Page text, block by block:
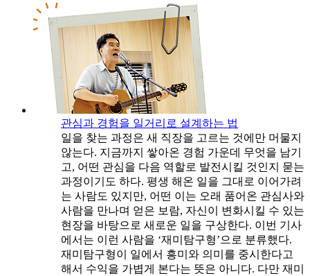
관심과 경험을 일거리로 설계하는 법
일을 찾는 과정은 새 직장을 고르는 것에만 머물지
않는다. 지금까지 쌓아온 경험 가운데 무엇을 남기
고, 어떤 관심을 다음 역할로 발전시킬 것인지 묻는
과정이기도 하다. 평생 해온 일을 그대로 이어가려
는 사람도 있지만, 어떤 이는 오래 품어온 관심사와
사람을 만나며 얻은 보람, 자신이 변화시킬 수 있는
현장을 바탕으로 새로운 일을 구상한다. 이번 기사
에서는 이런 사람을 ‘재미탐구형’으로 분류했다.
재미탐구형이 일에서 흥미와 의미를 중시한다고
해서 수익을 가볍게 본다는 뜻은 아니다. 다만 재미